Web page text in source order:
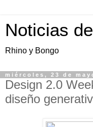
Noticias
Rhino y Bongo
miércoles, 23 de
Design 2.0
diseño